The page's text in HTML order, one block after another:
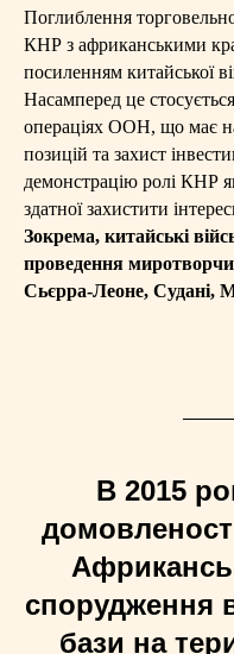
Поглиблення
КНР з африканськими
посиленням китайської
Насамперед це
операціях ООН, що має
позицій та захист
демонстрацію ролі КНР
здатної захистити
Зокрема, китайські
проведення
Сьєрра-Леоне, Судані,
В 2015
спорудження
бази на